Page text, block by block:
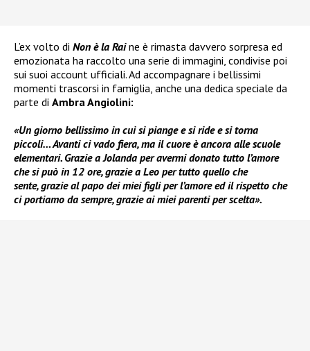
L’ex volto di Non è la Raine è rimasta davvero sorpresa ed
emozionata ha raccolto una serie di immagini, condivise poi
sui suoi account ufficiali. Ad accompagnare i bellissimi
momenti trascorsi in famiglia, anche una dedica speciale da
parte di Ambra Angiolini:
«Un giorno bellissimo in cui si piange e si ride e si torna
piccoli… Avanti ci vado fiera, ma il cuore è ancora alle scuole
elementari. Grazie a Jolanda per avermi donato tutto l’amore
che si può in 12 ore, grazie a Leo per tutto quello che
sente, grazie al papo dei miei figli per l’amore ed il rispetto che
ci portiamo da sempre, grazie ai miei parenti per scelta».